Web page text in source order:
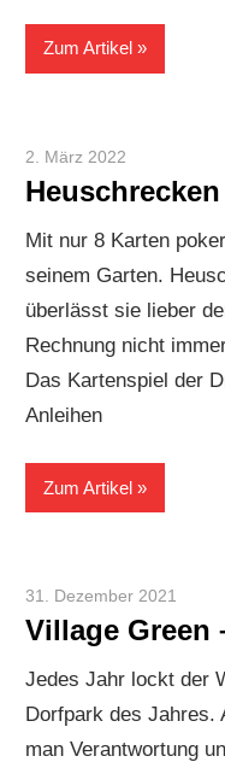
Zum Artikel
2. März 2022
Mit nur 8 Karten
seinem Garten.
überlässt sie lieber
Rechnung nicht
Das Kartenspiel der
Anleihen
Zum Artikel
31. Dezember 2021
Village Green
Jedes Jahr lockt der
Dorfpark des Jahres.
man Verantwortung